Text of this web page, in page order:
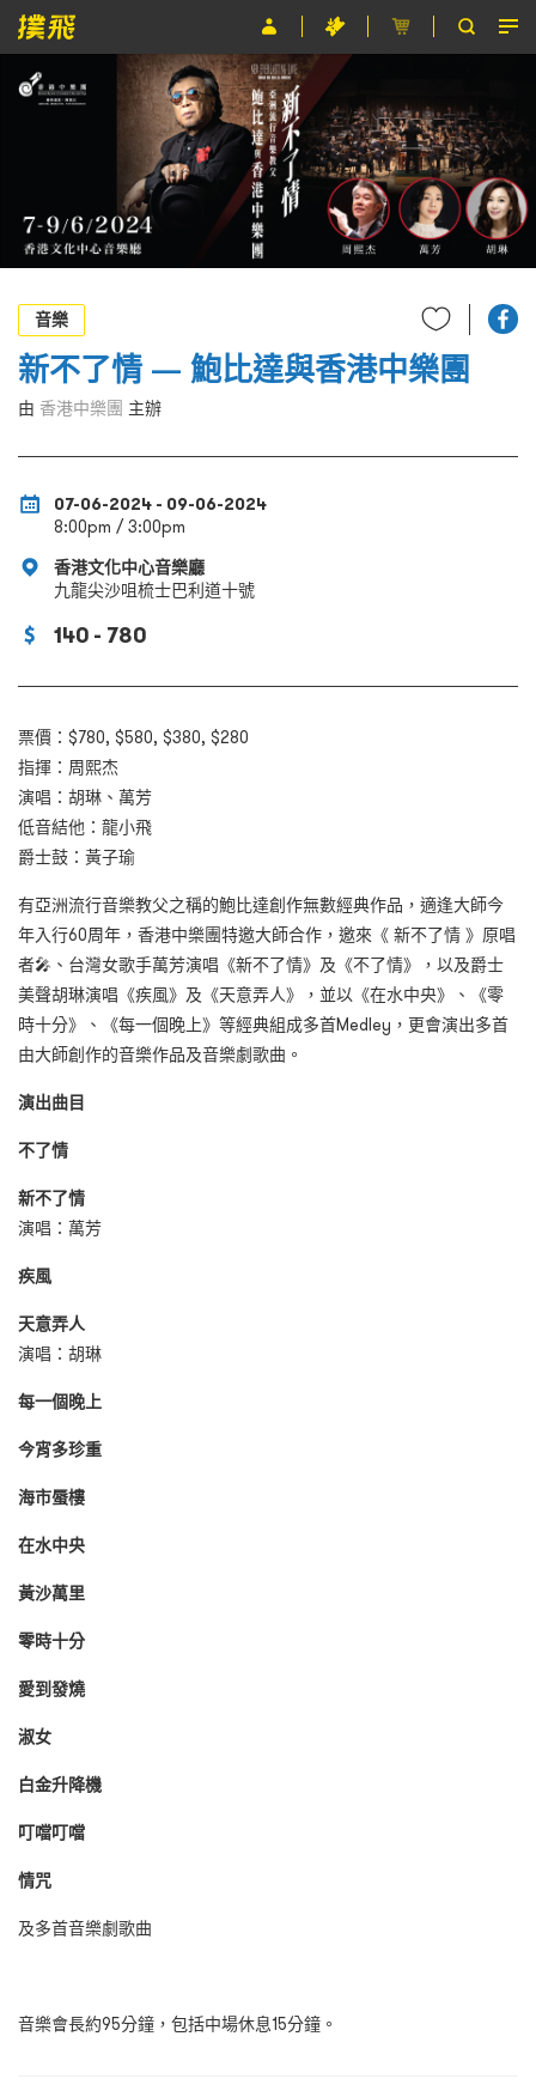
節目
條款及細則
EN
音樂
新不了情 — 鮑比達與香港中樂團
由 香港中樂團 主辦
07-06-2024 - 09-06-2024
8:00pm / 3:00pm
香港文化中心音樂廳
九龍尖沙咀梳士巴利道十號
140 - 780
票價：$780, $580, $380, $280
指揮：周熙杰
演唱：胡琳、萬芳
低音結他：龍小飛
爵士鼓：黃子瑜
有亞洲流行音樂教父之稱的鮑比達創作無數經典作品，適逢大師今
年入行60周年，香港中樂團特邀大師合作，邀來《 新不了情 》原唱
者🎤、台灣女歌手萬芳演唱《新不了情》及《不了情》，以及爵士
美聲胡琳演唱《疾風》及《天意弄人》，並以《在水中央》、《零
時十分》、《每一個晚上》等經典組成多首Medley，更會演出多首
由大師創作的音樂作品及音樂劇歌曲。
演出曲目
不了情
新不了情
演唱：萬芳
疾風
天意弄人
演唱：胡琳
每一個晚上
今宵多珍重
海市蜃樓
在水中央
黃沙萬里
零時十分
愛到發燒
淑女
白金升降機
叮噹叮噹
情咒
及多首音樂劇歌曲
音樂會長約95分鐘，包括中場休息15分鐘。